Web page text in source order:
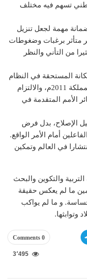
تسهم فيه مختلف
مهمة لجعل تنزيل
متأثر برغبات وضغوطات
من التأني والنظر
المستحقة في النظام
التربوي تطبيقا لمقتضيات دستور المملكة 2011م، والالتزام
الأمم المتقدمة في
الإصلاح، بدل فرض
أمام الأمر الواقع.
في العالم وتمكين
والتكوين والبحث
ما لم يعكس حقيقة
و ما لم يواكب
وتوابثها.
0 Comments
3٬495